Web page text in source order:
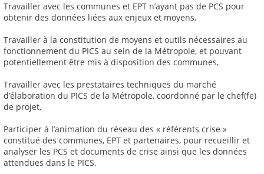
Travailler avec les communes et EPT n’ayant pas de PCS pour
obtenir des données liées aux enjeux et moyens,
Travailler à la constitution de moyens et outils nécessaires au
fonctionnement du PICS au sein de la Métropole, et pouvant
potentiellement être mis à disposition des communes,
Travailler avec les prestataires techniques du marché
d’élaboration du PICS de la Métropole, coordonné par le chef(fe)
de projet,
Participer à l’animation du réseau des « référents crise »
constitué des communes, EPT et partenaires, pour recueillir et
analyser les PCS et documents de crise ainsi que les données
attendues dans le PICS,